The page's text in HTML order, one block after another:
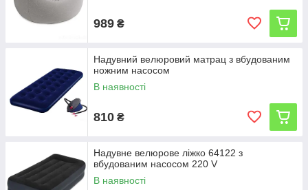
989 ₴
Надувний велюровий матрац з вбудованим
ножним насосом
В наявності
810 ₴
Надувне велюрове ліжко 64122 з
вбудованим насосом 220 V
В наявності